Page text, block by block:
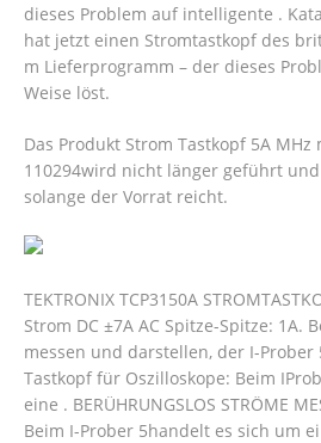
dieses Problem auf intelligente .
hat jetzt einen Stromtastkopf des
m Lieferprogramm – der dieses
Weise löst.
Das Produkt Strom Tastkopf 5A
110294wird nicht länger geführt
solange der Vorrat reicht.
TEKTRONIX TCP3150A
Strom DC ±7A AC Spitze-Spitze: 1A.
messen und darstellen, der I-Prober
Tastkopf für Oszilloskope: Beim
eine . BERÜHRUNGSLOS STRÖME
Beim I-Prober 5handelt es sich um